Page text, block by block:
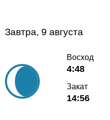
Завтра, 9 августа
Восход
4:48
Закат
14:56